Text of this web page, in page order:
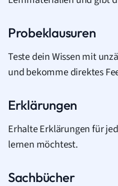
Probeklausuren
Teste dein Wissen mit
und bekomme direktes
Erklärungen
Erhalte Erklärungen für
lernen möchtest.
Sachbücher